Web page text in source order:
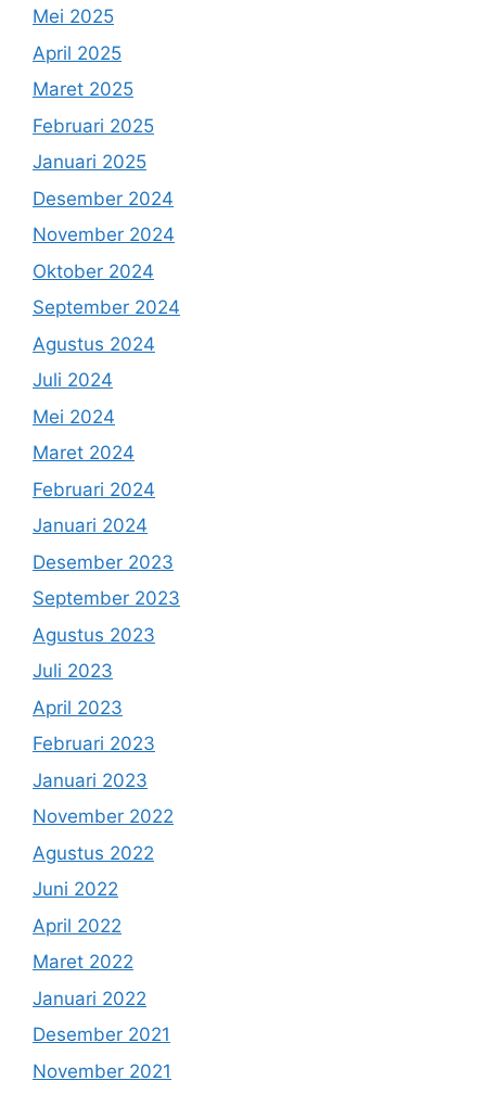
Mei 2025
April 2025
Maret 2025
Februari 2025
Januari 2025
Desember 2024
November 2024
Oktober 2024
September 2024
Agustus 2024
Juli 2024
Mei 2024
Maret 2024
Februari 2024
Januari 2024
Desember 2023
September 2023
Agustus 2023
Juli 2023
April 2023
Februari 2023
Januari 2023
November 2022
Agustus 2022
Juni 2022
April 2022
Maret 2022
Januari 2022
Desember 2021
November 2021